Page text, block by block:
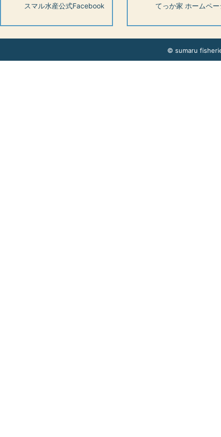
スマル水産公式Facebook てっか家 ホームペ
© sumaru